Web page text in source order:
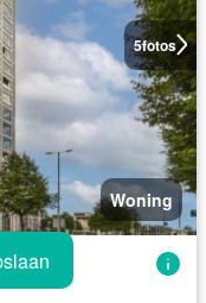
5fotos
Woning